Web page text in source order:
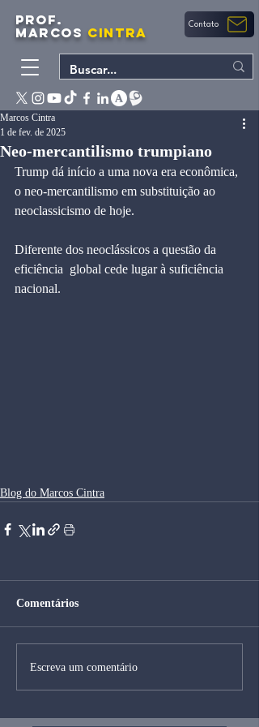
PROF.
MARCOS CINTRA Contato
Neo-mercantilismo trumpiano
Marcos Cintra
1 de fev. de 2025
Trump dá início a uma nova era econômica,
o neo-mercantilismo em substituição ao
neoclassicismo de hoje.
Diferente dos neoclássicos a questão da
eficiência  global cede lugar à suficiência
nacional.
Blog do Marcos Cintra
Comentários
Escreva um comentário